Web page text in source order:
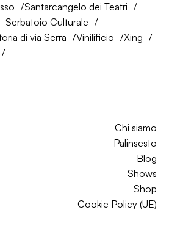
Santarcangelo dei Teatri
Serbatoio Culturale
di via Serra Vinilificio
Xing
Chi siamo
Palinsesto
Blog
Shows
Shop
Cookie Policy (UE)